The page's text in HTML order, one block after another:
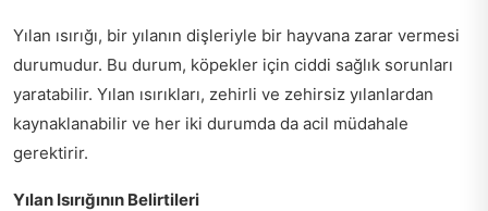
Yılan ısırığı, bir yılanın dişleriyle bir hayvana zarar vermesi
durumudur. Bu durum, köpekler için ciddi sağlık sorunları
yaratabilir. Yılan ısırıkları, zehirli ve zehirsiz yılanlardan
kaynaklanabilir ve her iki durumda da acil müdahale
gerektirir.
Yılan Isırığının Belirtileri